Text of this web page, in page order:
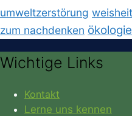
umweltzerstörung
zum nachdenken ökologie
Wichtige Links
Kontakt
Lerne uns kennen